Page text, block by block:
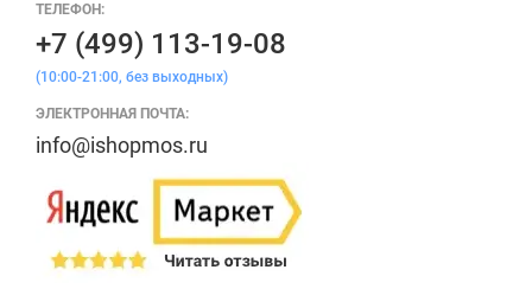
ТЕЛЕФОН:
+7 (499) 113-19-08
(10:00-21:00, без выходных)
ЭЛЕКТРОННАЯ ПОЧТА:
info@ishopmos.ru